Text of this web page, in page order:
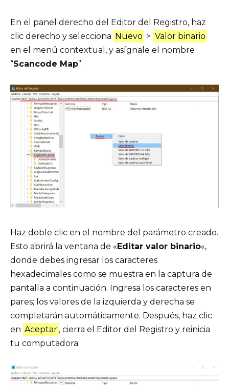
En el panel derecho del Editor del Registro, haz
clic derecho y selecciona Nuevo > Valor binario
en el menú contextual, y asígnale el nombre
“Scancode Map”.
Haz doble clic en el nombre del parámetro creado.
Esto abrirá la ventana de «Editar valor binario«,
donde debes ingresar los caracteres
hexadecimales como se muestra en la captura de
pantalla a continuación. Ingresa los caracteres en
pares; los valores de la izquierda y derecha se
completarán automáticamente. Después, haz clic
en Aceptar , cierra el Editor del Registro y reinicia
tu computadora.